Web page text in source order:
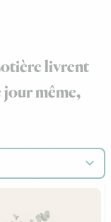
livrent
même,